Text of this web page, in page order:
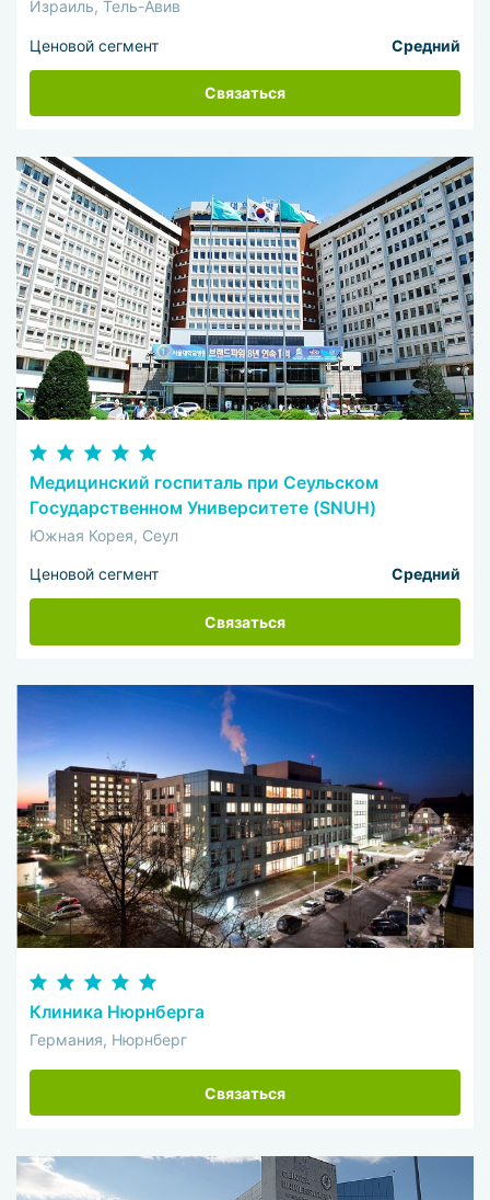
Израиль, Тель-Авив
Ценовой сегмент Средний
Связаться
Медицинский госпиталь при Сеульском
Государственном Университете (SNUH)
Южная Корея, Сеул
Ценовой сегмент Средний
Связаться
Клиника Нюрнберга
Германия, Нюрнберг
Связаться